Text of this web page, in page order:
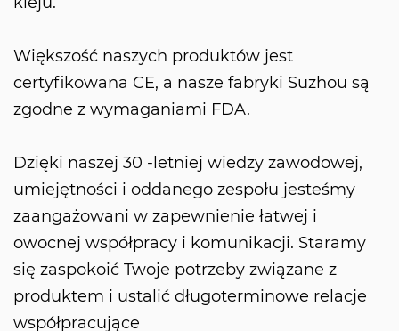
Większość naszych produktów jest
certyfikowana CE, a nasze fabryki Suzhou są
zgodne z wymaganiami FDA.
Dzięki naszej 30 -letniej wiedzy zawodowej,
umiejętności i oddanego zespołu jesteśmy
zaangażowani w zapewnienie łatwej i
owocnej współpracy i komunikacji. Staramy
się zaspokoić Twoje potrzeby związane z
produktem i ustalić długoterminowe relacje
współpracujące